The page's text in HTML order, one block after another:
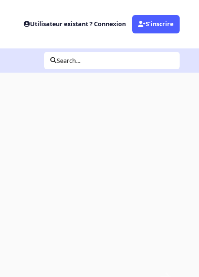
Utilisateur existant ? Connexion S’inscrire
Search...